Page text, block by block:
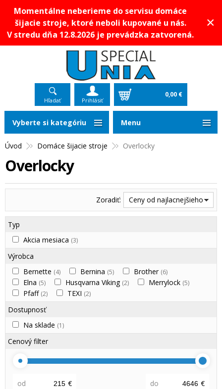
Momentálne neberieme do servisu domáce
šijacie stroje, ktoré neboli kupované u nás.
V stredu dňa 12.8.2026 je prevádzka zatvorená.
×
Hľadať Prihlásiť
0,00 €
Úvod Domáce šijacie stroje Overlocky
Overlocky
Zoradiť: Ceny od najlacnejšieho
Typ
Akcia mesiaca (3)
Výrobca
Bernette (4) Bernina (5) Brother (6)
Elna (5) Husqvarna Viking (2) Merrylock (5)
Pfaff (2) TEXI (2)
Dostupnosť
Na sklade (1)
Cenový filter
od € do €
Vyberte si kategóriu Menu